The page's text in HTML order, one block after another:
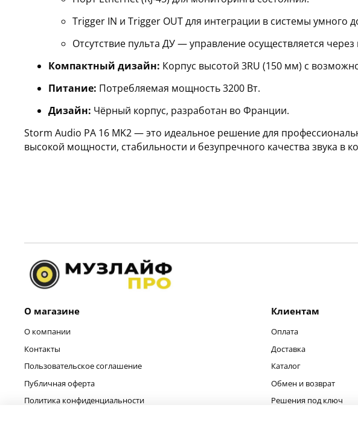
Trigger IN и Trigger OUT для интеграции в системы умного
Отсутствие пульта ДУ — управление осуществляется
Компактный дизайн: Корпус высотой 3RU (150 мм) с
Питание: Потребляемая мощность 3200 Вт.
Дизайн: Чёрный корпус, разработан во Франции.
Storm Audio PA 16 MK2 — это идеальное решение для
высокой мощности, стабильности и безупречного качества звука в
О магазине
О компании
Контакты
Пользовательское соглашение
Публичная оферта
Политика конфиденциальности
Клиентам
Оплата
Доставка
Каталог
Обмен и возврат
Решения под ключ